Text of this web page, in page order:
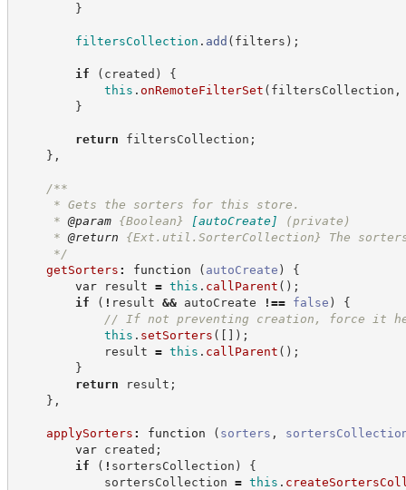
}
filtersCollection . add ( filters ) ;
if ( created )
{
this . onRemoteFilterSet ( filtersCollection ,
}
return filtersCollection ;
} ,
/**
* Gets the sorters for this store.
* @param {Boolean} [autoCreate]
(private)
* @return {Ext.util.SorterCollection}
The
*/
getSorters : function ( autoCreate )
{
var result = this . callParent ( ) ;
if
( ! result && autoCreate !== false )
{
// If not preventing creation, force it
this . setSorters ( [ ] ) ;
result = this . callParent ( ) ;
}
return result ;
} ,
applySorters : function ( sorters ,
var created ;
if
( ! sortersCollection )
{
sortersCollection = this .